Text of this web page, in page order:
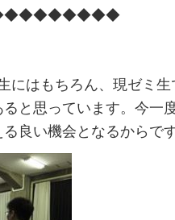
にはもちろん、現ゼミ
と思っています。今一
良い機会となるからで